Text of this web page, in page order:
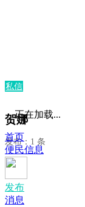
私信
贺娜
发布：1 条
正在加载...
首页
便民信息
发布
消息